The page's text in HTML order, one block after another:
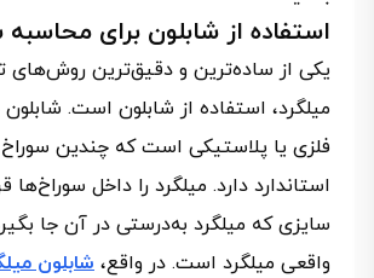
استفاده از شابلون برای محاسبه
یکی از ساده‌ترین و دقیق‌ترین
میلگرد، استفاده از شابلون است.
فلزی یا پلاستیکی است که چندین سوراخ
استاندارد دارد. میلگرد را داخل سوراخ‌ها
سایزی که میلگرد به‌درستی در آن جا
واقعی میلگرد است. در واقع، شابلون